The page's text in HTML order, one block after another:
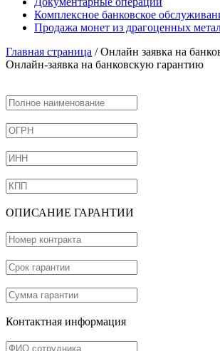
Комплексное банковское
Продажа монет из драгоценных
Главная страница /Онлайн заявка на
Онлайн-заявка на банковскую гарантию
ОПИСАНИЕ ГАРАНТИИ
Контактная информация